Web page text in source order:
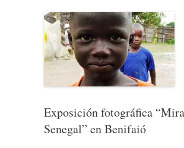
Exposición fotográfica
Senegal” en Benifaió